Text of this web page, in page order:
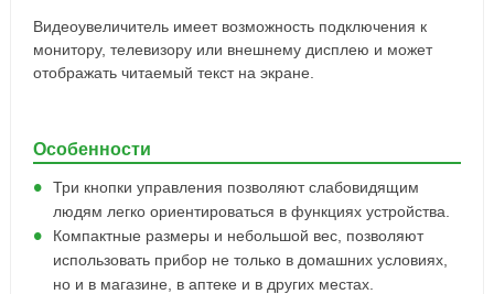
Видеоувеличитель имеет возможность подключения к
монитору, телевизору или внешнему дисплею и может
отображать читаемый текст на экране.
Особенности
Три кнопки управления позволяют слабовидящим
людям легко ориентироваться в функциях устройства.
Компактные размеры и небольшой вес, позволяют
использовать прибор не только в домашних условиях,
но и в магазине, в аптеке и в других местах.